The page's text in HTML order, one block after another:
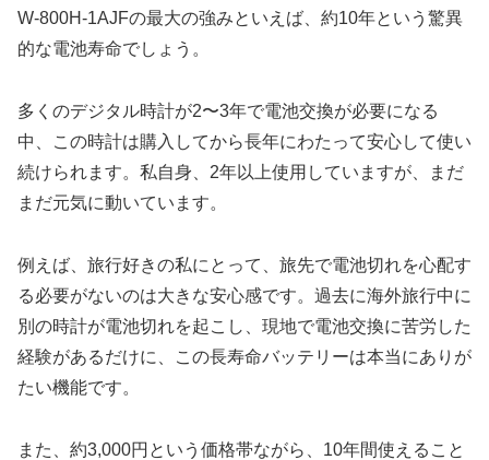
W-800H-1AJFの最大の強みといえば、約10年という驚異
的な電池寿命でしょう。
多くのデジタル時計が2〜3年で電池交換が必要になる
中、この時計は購入してから長年にわたって安心して使い
続けられます。私自身、2年以上使用していますが、まだ
まだ元気に動いています。
例えば、旅行好きの私にとって、旅先で電池切れを心配す
る必要がないのは大きな安心感です。過去に海外旅行中に
別の時計が電池切れを起こし、現地で電池交換に苦労した
経験があるだけに、この長寿命バッテリーは本当にありが
たい機能です。
また、約3,000円という価格帯ながら、10年間使えること